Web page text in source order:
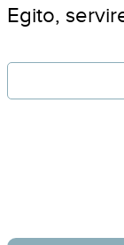
Egito,